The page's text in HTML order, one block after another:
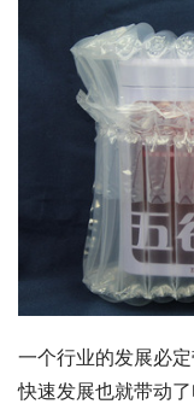
一个行业的发展必
快速发展也就带动